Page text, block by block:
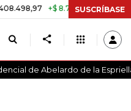
+$ 8.753,81 +2,19% TASA DE
SUSCRÍBASE
de Abelardo de la